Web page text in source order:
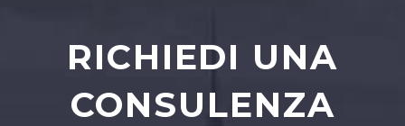
RICHIEDI UNA
CONSULENZA